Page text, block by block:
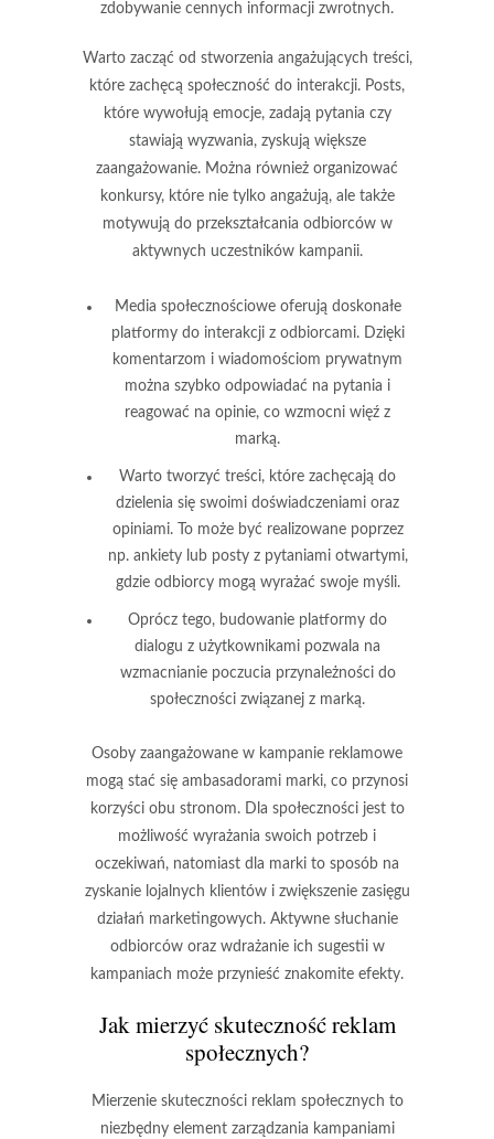
zdobywanie cennych informacji zwrotnych.
Warto zacząć od stworzenia angażujących treści,
które zachęcą społeczność do interakcji. Posts,
które wywołują emocje, zadają pytania czy
stawiają wyzwania, zyskują większe
zaangażowanie. Można również organizować
konkursy, które nie tylko angażują, ale także
motywują do przekształcania odbiorców w
aktywnych uczestników kampanii.
Media społecznościoweoferują doskonałe
platformy do interakcji z odbiorcami. Dzięki
komentarzom i wiadomościom prywatnym
można szybko odpowiadać na pytania i
reagować na opinie, co wzmocni więź z
marką.
Warto tworzyć treści, które zachęcają do
dzielenia się swoimi doświadczeniami oraz
opiniami. To może być realizowane poprzez
np. ankietylub posty z pytaniami otwartymi,
gdzie odbiorcy mogą wyrażać swoje myśli.
Oprócz tego, budowanie platformy do
dialogu z użytkownikami pozwala na
wzmacnianie poczucia przynależności do
społeczności związanej z marką.
Osoby zaangażowane w kampanie reklamowe
mogą stać się ambasadorami marki, co przynosi
korzyści obu stronom. Dla społeczności jest to
możliwość wyrażania swoich potrzeb i
oczekiwań, natomiast dla marki to sposób na
zyskanie lojalnych klientów i zwiększenie zasięgu
działań marketingowych. Aktywne słuchanie
odbiorców oraz wdrażanie ich sugestii w
kampaniach może przynieść znakomite efekty.
Jak mierzyć skuteczność reklam
społecznych?
Mierzenie skuteczności reklam społecznych to
niezbędny element zarządzania kampaniami